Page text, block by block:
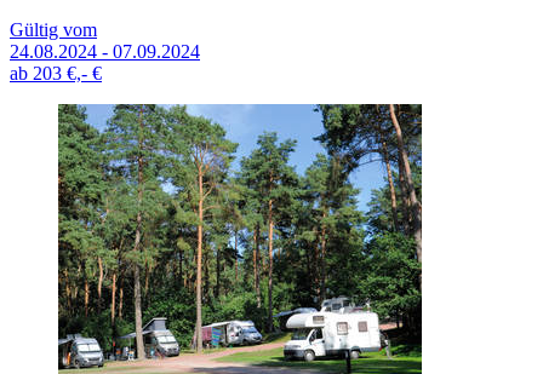
Gültig vom
24.08.2024 - 07.09.2024
ab 203 €,- €